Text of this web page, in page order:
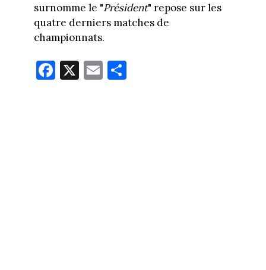
surnomme le "Président" repose sur les
quatre derniers matches de
championnats.
Fa
ce
X E
m
Pa